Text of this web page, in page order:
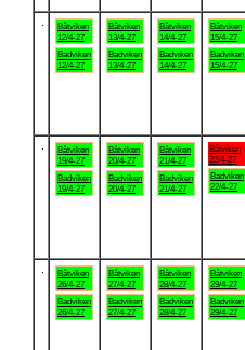
Båtviken
12/4-27
Badviken
12/4-27
Båtviken
13/4-27
Badviken
13/4-27
Båtviken
14/4-27
Badviken
14/4-27
Båtviken
15/4-27
Badviken
15/4-27
Båtviken
19/4-27
Badviken
19/4-27
Båtviken
20/4-27
Badviken
20/4-27
Båtviken
21/4-27
Badviken
21/4-27
Båtviken
22/4-27
Badviken
22/4-27
Båtviken
26/4-27
Badviken
26/4-27
Båtviken
27/4-27
Badviken
27/4-27
Båtviken
28/4-27
Badviken
28/4-27
Båtviken
29/4-27
Badviken
29/4-27